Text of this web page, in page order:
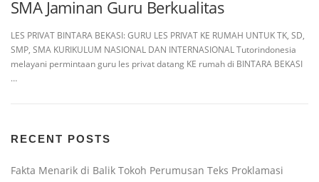
SMA Jaminan Guru Berkualitas
LES PRIVAT BINTARA BEKASI: GURU LES PRIVAT KE RUMAH UNTUK TK, SD,
SMP, SMA KURIKULUM NASIONAL DAN INTERNASIONAL Tutorindonesia
melayani permintaan guru les privat datang KE rumah di BINTARA BEKASI
…
RECENT POSTS
Fakta Menarik di Balik Tokoh Perumusan Teks Proklamasi